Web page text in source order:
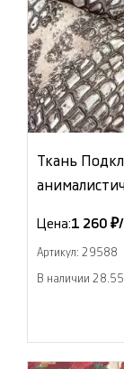
Ткань
Цена:1 260
Артикул: 29588
В наличии